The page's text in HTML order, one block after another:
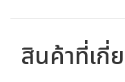
สินค้าที่เกี่